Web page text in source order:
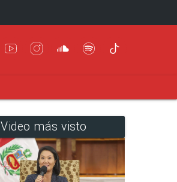
Video más visto